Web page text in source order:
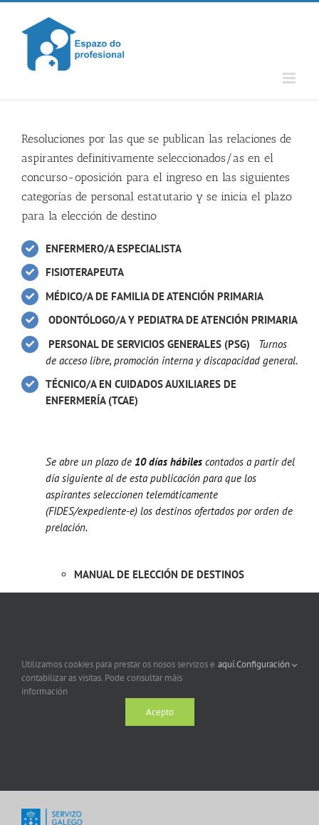
Skip
content
Resoluciones por las que se publican las relaciones de
aspirantes definitivamente seleccionados/as en el
concurso-oposición para el ingreso en las siguientes
categorías de personal estatutario y se inicia el plazo
para la elección de destino
ENFERMERO/A ESPECIALISTA
FISIOTERAPEUTA
MÉDICO/A DE FAMILIA DE ATENCIÓN PRIMARIA
ODONTÓLOGO/A Y PEDIATRA DE ATENCIÓN PRIMARIA
PERSONAL DE SERVICIOS GENERALES (PSG)
Turnos
de acceso libre, promoción interna y discapacidad general.
TÉCNICO/A EN CUIDADOS AUXILIARES DE
ENFERMERÍA (TCAE)
Se abre un plazo de 10 días hábilescontados a partir del
día siguiente al de esta publicación para que los
aspirantes seleccionen telemáticamente
(FIDES/expediente-e) los destinos ofertados por orden de
prelación.
MANUAL DE ELECCIÓN DE DESTINOS
Utilizamos cookies para prestar os nosos servizos e
contabilizar as visitas. Pode consultar máis
información
aquí.Configuración
Acepto